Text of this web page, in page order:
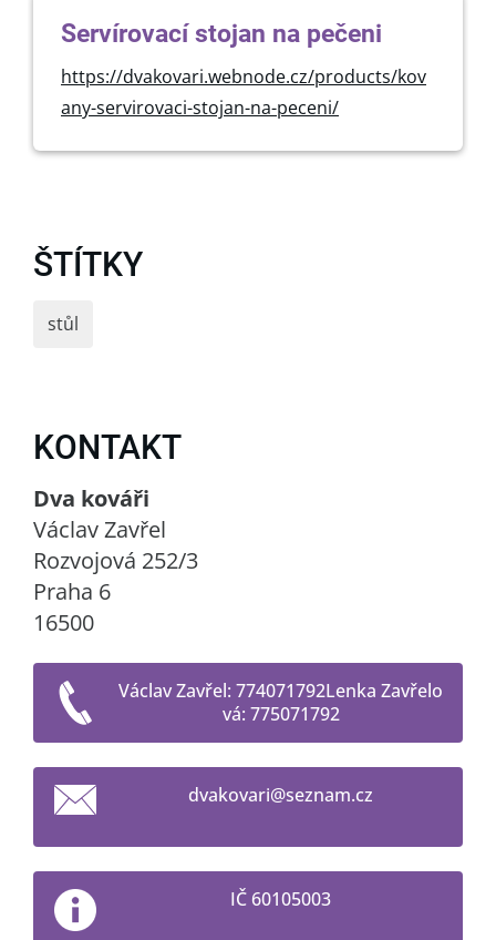
Servírovací stojan na pečeni
https://dvakovari.webnode.cz/products/kov
any-servirovaci-stojan-na-peceni/
ŠTÍTKY
stůl
KONTAKT
Dva kováři
Václav Zavřel
Rozvojová 252/3
Praha 6
16500
Václav Zavřel: 774071792Lenka Zavřelo
vá: 775071792
dvakovari@seznam.cz
IČ 60105003